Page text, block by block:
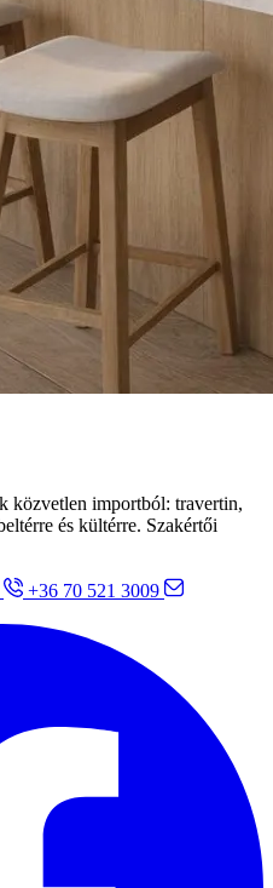
közvetlen importból: travertin,
és kültérre. Szakértői
+36 70 521 3009